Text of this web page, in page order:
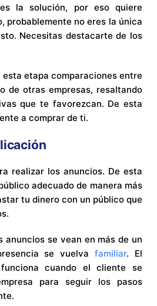
la solución, por eso quiere
probablemente no eres la única
Necesitas destacarte de los
esta etapa comparaciones entre
de otras empresas, resaltando
que te favorezcan. De esta
a comprar de ti.
realizar los anuncios. De esta
adecuado de manera más
tu dinero con un público que
anuncios se vean en más de un
se vuelvafamiliar. El
cuando el cliente se
para seguir los pasos